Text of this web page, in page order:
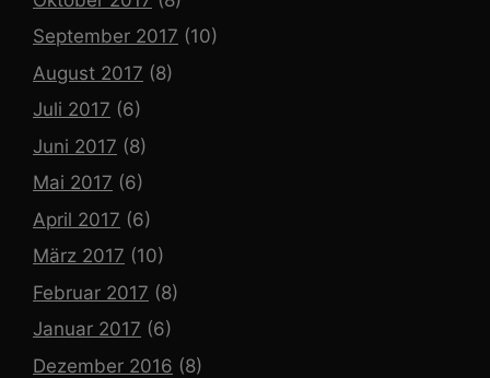
September 2017 (10)
August 2017 (8)
Juli 2017 (6)
Juni 2017 (8)
Mai 2017 (6)
April 2017 (6)
März 2017 (10)
Februar 2017 (8)
Januar 2017 (6)
Dezember 2016 (8)